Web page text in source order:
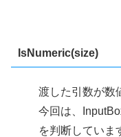
IsNumeric(size)
渡した引数が数
今回は、
を判断していま